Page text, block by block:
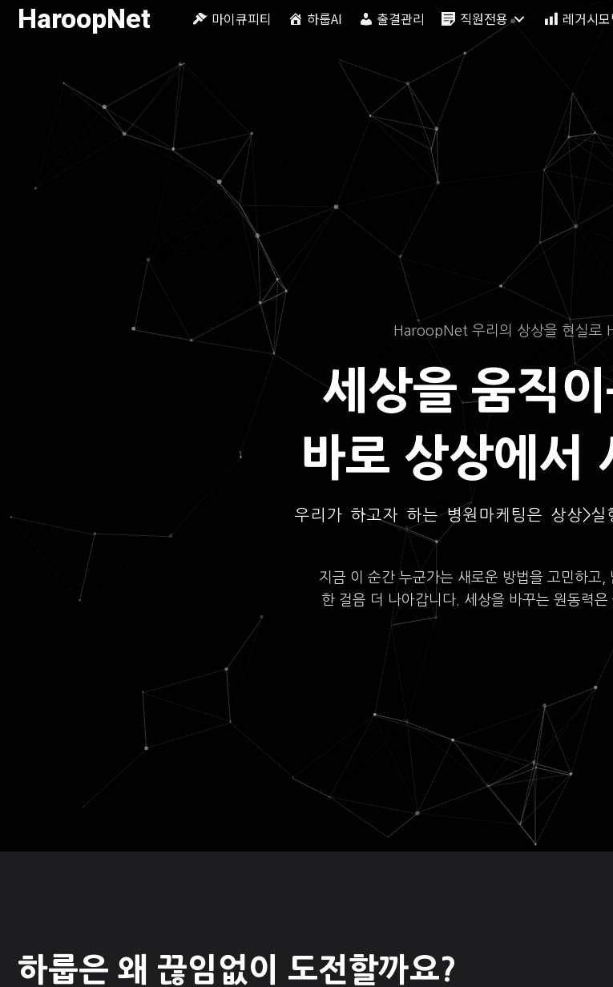
HaroopNet 마이큐피티 하룹AI 출결관리 직원전용 레거시
HaroopNet 우리의 상상을 현실로
세상을 움직
바로 상상에서
우리가 하고자 하는 병원마케팅은 상상>실
지금 이 순간 누군가는 새로운 방법을 고민하고,
한 걸음 더 나아갑니다. 세상을 바꾸는 원동력은
하룹은 왜 끊임없이 도전할까요?